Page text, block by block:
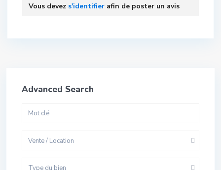
Vous devez s'identifier afin de poster un avis
Advanced Search
Vente / Location
Type du bien